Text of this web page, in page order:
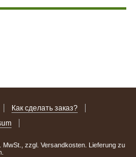
Как сделать заказ?
MwSt., zzgl. Versandkosten. Lieferung zu